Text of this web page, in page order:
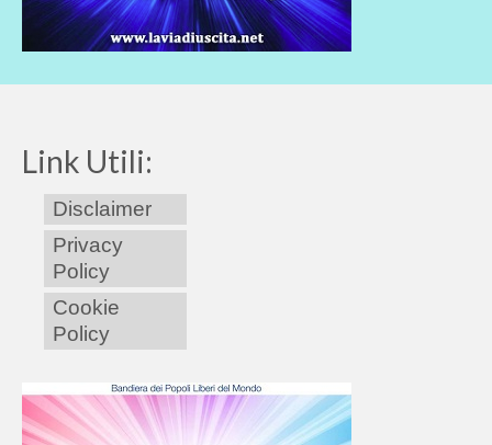
Link Utili:
Disclaimer
Privacy
Policy
Cookie
Policy